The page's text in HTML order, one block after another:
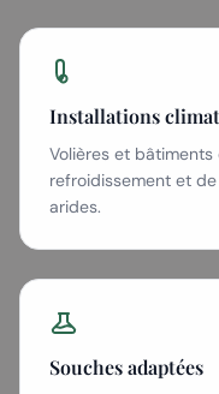
Installations
Volières et
refroidissement et
arides.
Souches adaptées